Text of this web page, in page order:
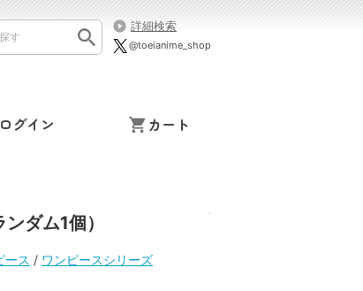
詳細検索
@toeianime_shop
グイン カート
ダム1個）
ース / ワンピースシリーズ